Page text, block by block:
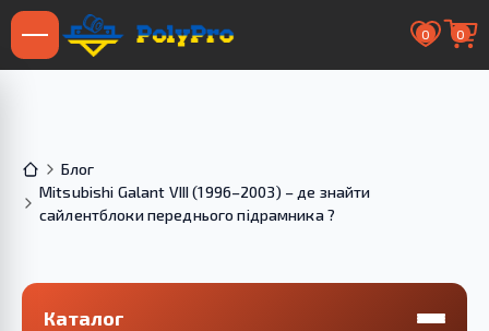
0 0
Блог
Mitsubishi Galant VIII (1996–2003) – де знайти
сайлентблоки переднього підрамника ?
Каталог